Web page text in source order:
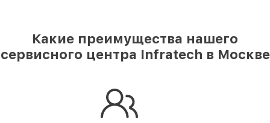
Какие преимущества нашего
сервисного центра Infratech в Москве